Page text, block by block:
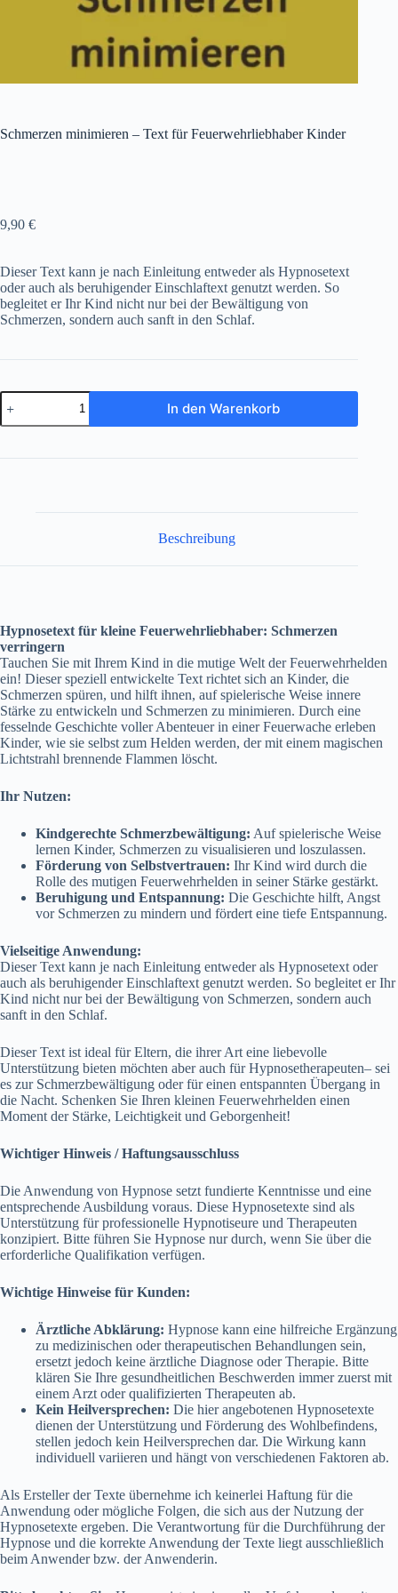
Schmerzen minimieren – Text für Feuerwehrliebhaber Kinder
9,90 €
Dieser Text kann je nach Einleitung entweder als Hypnosetext
oder auch als beruhigender Einschlaftext genutzt werden. So
begleitet er Ihr Kind nicht nur bei der Bewältigung von
Schmerzen, sondern auch sanft in den Schlaf.
Schmerzen
minimieren
-
für
In den Warenkorb
Beschreibung
Hypnosetext für kleine Feuerwehrliebhaber: Schmerzen
verringern
Tauchen Sie mit Ihrem Kind in die mutige Welt der Feuerwehrhelden
ein! Dieser speziell entwickelte Text richtet sich an Kinder, die
Schmerzen spüren, und hilft ihnen, auf spielerische Weise innere
Stärke zu entwickeln und Schmerzen zu minimieren. Durch eine
fesselnde Geschichte voller Abenteuer in einer Feuerwache erleben
Kinder, wie sie selbst zum Helden werden, der mit einem magischen
Lichtstrahl brennende Flammen löscht.
Ihr Nutzen:
Kindgerechte Schmerzbewältigung: Auf spielerische Weise
lernen Kinder, Schmerzen zu visualisieren und loszulassen.
Förderung von Selbstvertrauen: Ihr Kind wird durch die
Rolle des mutigen Feuerwehrhelden in seiner Stärke gestärkt.
Beruhigung und Entspannung: Die Geschichte hilft, Angst
vor Schmerzen zu mindern und fördert eine tiefe Entspannung.
Vielseitige Anwendung:
Dieser Text kann je nach Einleitung entweder als Hypnosetext oder
auch als beruhigender Einschlaftext genutzt werden. So begleitet er Ihr
Kind nicht nur bei der Bewältigung von Schmerzen, sondern auch
sanft in den Schlaf.
Dieser Text ist ideal für Eltern, die ihrer Art eine liebevolle
Unterstützung bieten möchten aber auch für Hypnosetherapeuten– sei
es zur Schmerzbewältigung oder für einen entspannten Übergang in
die Nacht. Schenken Sie Ihren kleinen Feuerwehrhelden einen
Moment der Stärke, Leichtigkeit und Geborgenheit!
Wichtiger Hinweis / Haftungsausschluss
Die Anwendung von Hypnose setzt fundierte Kenntnisse und eine
entsprechende Ausbildung voraus. Diese Hypnosetexte sind als
Unterstützung für professionelle Hypnotiseure und Therapeuten
konzipiert. Bitte führen Sie Hypnose nur durch, wenn Sie über die
erforderliche Qualifikation verfügen.
Wichtige Hinweise für Kunden:
Ärztliche Abklärung: Hypnose kann eine hilfreiche Ergänzung
zu medizinischen oder therapeutischen Behandlungen sein,
ersetzt jedoch keine ärztliche Diagnose oder Therapie. Bitte
klären Sie Ihre gesundheitlichen Beschwerden immer zuerst mit
einem Arzt oder qualifizierten Therapeuten ab.
Kein Heilversprechen: Die hier angebotenen Hypnosetexte
dienen der Unterstützung und Förderung des Wohlbefindens,
stellen jedoch kein Heilversprechen dar. Die Wirkung kann
individuell variieren und hängt von verschiedenen Faktoren ab.
Als Ersteller der Texte übernehme ich keinerlei Haftung für die
Anwendung oder mögliche Folgen, die sich aus der Nutzung der
Hypnosetexte ergeben. Die Verantwortung für die Durchführung der
Hypnose und die korrekte Anwendung der Texte liegt ausschließlich
beim Anwender bzw. der Anwenderin.